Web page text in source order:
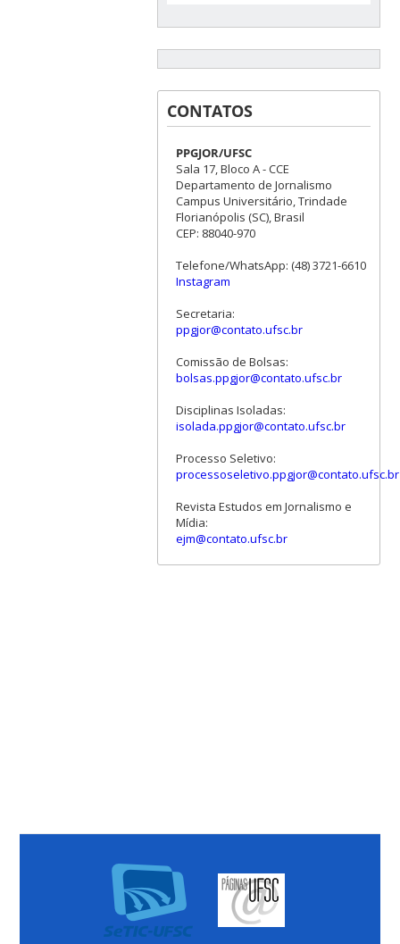
CONTATOS
PPGJOR/UFSC
Sala 17, Bloco A - CCE
Departamento de Jornalismo
Campus Universitário, Trindade
Florianópolis (SC), Brasil
CEP: 88040-970
Telefone/WhatsApp: (48) 3721-6610
Instagram
Secretaria:
ppgjor@contato.ufsc.br
Comissão de Bolsas:
bolsas.ppgjor@contato.ufsc.br
Disciplinas Isoladas:
isolada.ppgjor@contato.ufsc.br
Processo Seletivo:
processoseletivo.ppgjor@contato.ufsc.br
Revista Estudos em Jornalismo e
Mídia:
ejm@contato.ufsc.br